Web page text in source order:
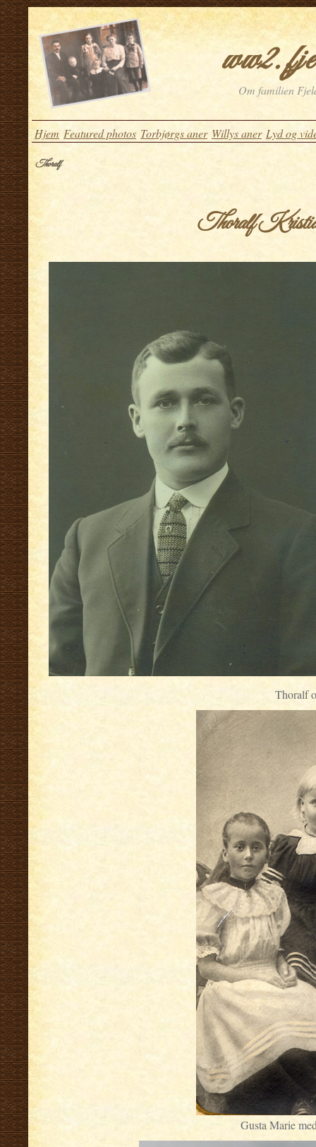
Om familien
Hjem Featured photos Torbjørgs aner Willys aner Lyd og
Thoralf
Thoralf
Thoralf
Gusta Marie